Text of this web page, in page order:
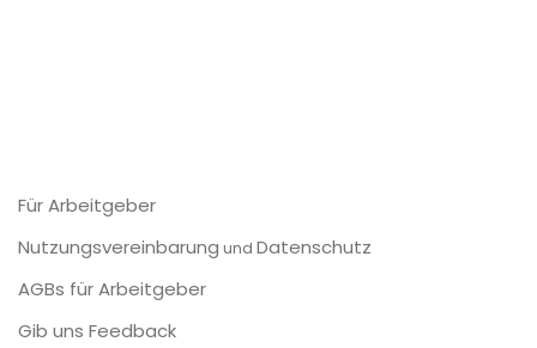
Für Arbeitgeber
Nutzungsvereinbarung und Datenschutz
AGBs für Arbeitgeber
Gib uns Feedback